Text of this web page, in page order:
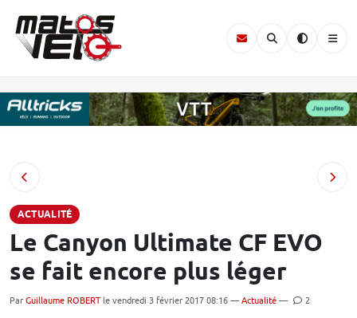
ACTUALITÉ
Le Canyon Ultimate CF EVO
se fait encore plus léger
Par Guillaume ROBERT le vendredi 3 février 2017 08:16 — Actualité — 2